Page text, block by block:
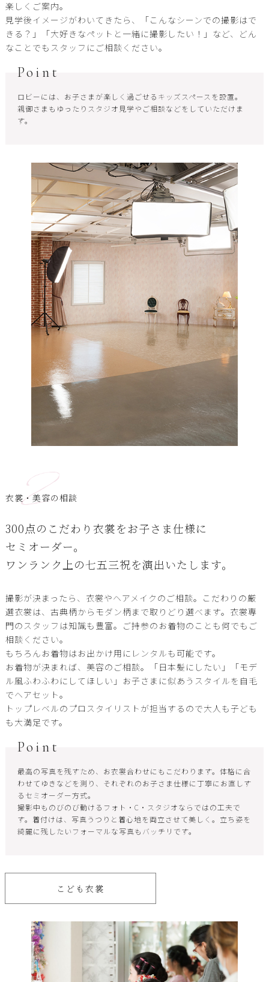
楽しくご案内。
見学後イメージがわいてきたら、「こんなシーンでの撮影はで
きる？」「大好きなペットと一緒に撮影したい！」など、どん
なことでもスタッフにご相談ください。
Point
ロビーには、お子さまが楽しく過ごせるキッズスペースを設置。
親御さまもゆったりスタジオ見学やご相談などをしていただけま
す。
2
衣裳・美容の相談
300点のこだわり衣裳をお子さま仕様に
セミオーダー。
ワンランク上の七五三祝を演出いたします。
撮影が決まったら、衣裳やヘアメイクのご相談。こだわりの厳
選衣裳は、古典柄からモダン柄まで取りどり選べます。衣裳専
門のスタッフは知識も豊富。ご持参のお着物のことも何でもご
相談ください。
もちろんお着物はお出かけ用にレンタルも可能です。
お着物が決まれば、美容のご相談。「日本髪にしたい」「モデ
ル風ふわふわにしてほしい」お子さまに似あうスタイルを自毛
でヘアセット。
トップレベルのプロスタイリストが担当するので大人も子ども
も大満足です。
Point
最高の写真を残すため、お衣裳合わせにもこだわります。体格に合
わせてゆきなどを測り、それぞれのお子さま仕様に丁寧にお直しす
るセミオーダー方式。
撮影中ものびのび動けるフォト・C・スタジオならではの工夫で
す。着付けは、写真うつりと着心地を両立させて美しく。立ち姿を
綺麗に残したいフォーマルな写真もバッチリです。
こども衣裳